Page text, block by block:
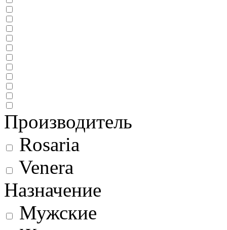
Производитель
Rosaria
Venera
Назначение
Мужские